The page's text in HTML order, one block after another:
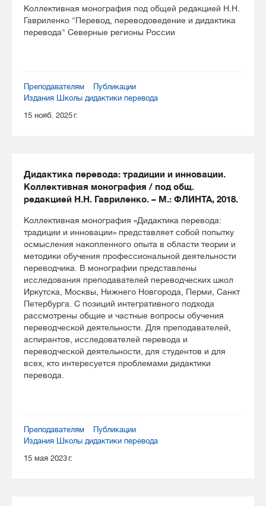
Коллективная монография под общей редакцией Н.Н.
Гавриленко "Перевод, переводоведение и дидактика
перевода" Северные регионы России
Преподавателям
Публикации
Издания Школы дидактики перевода
15 нояб. 2025 г.
Дидактика перевода: традиции и инновации.
Коллективная монография / под общ.
редакцией Н.Н. Гавриленко. – М.: ФЛИНТА, 2018.
Коллективная монография «Дидактика перевода:
традиции и инновации» представляет собой попытку
осмысления накопленного опыта в области теории и
методики обучения профессиональной деятельности
переводчика. В монографии представлены
исследования преподавателей переводческих школ
Иркутска, Москвы, Нижнего Новгорода, Перми, Санкт
Петербурга. С позиций интегративного подхода
рассмотрены общие и частные вопросы обучения
переводческой деятельности. Для преподавателей,
аспирантов, исследователей перевода и
переводческой деятельности, для студентов и для
всех, кто интересуется проблемами дидактики
перевода.
Преподавателям
Публикации
Издания Школы дидактики перевода
15 мая 2023 г.